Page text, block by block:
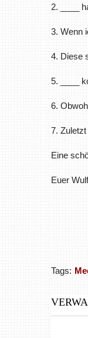
2. ____
3. Wenn
4. Diese
5. ____
6.
7.
Eine
Euer Wulf
Tags: